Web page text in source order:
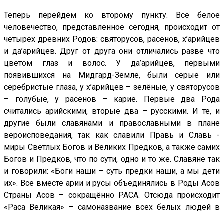
Теперь перейдём ко второму пункту. Всё белое
человечество, представленное сегодня, происходит от
четырёх древних Родов: святорусов, расенов, х’арийцев
и да’арийцев. Друг от друга они отличались разве что
цветом глаз и волос. У да’арийцев, первыми
появившихся на Мидгард-Земле, были серые или
серебристые глаза, у х’арийцев – зелёные, у святорусов
– голубые, у расенов – карие. Первые два Рода
считались арийскими, вторые два – русскими. И те, и
другие были славянами и православными в плане
вероисповедания, так как славили Правь и Славь -
миры Светлых Богов и Великих Предков, а также самих
Богов и Предков, что по сути, одно и то же. Славяне так
и говорили: «Боги наши – суть предки наши, а мы дети
их». Все вместе арии и русы объединялись в Роды Асов
Страны Асов – сокращённо РАСА. Отсюда происходит
«Раса Великая» – самоназвание всех белых людей в